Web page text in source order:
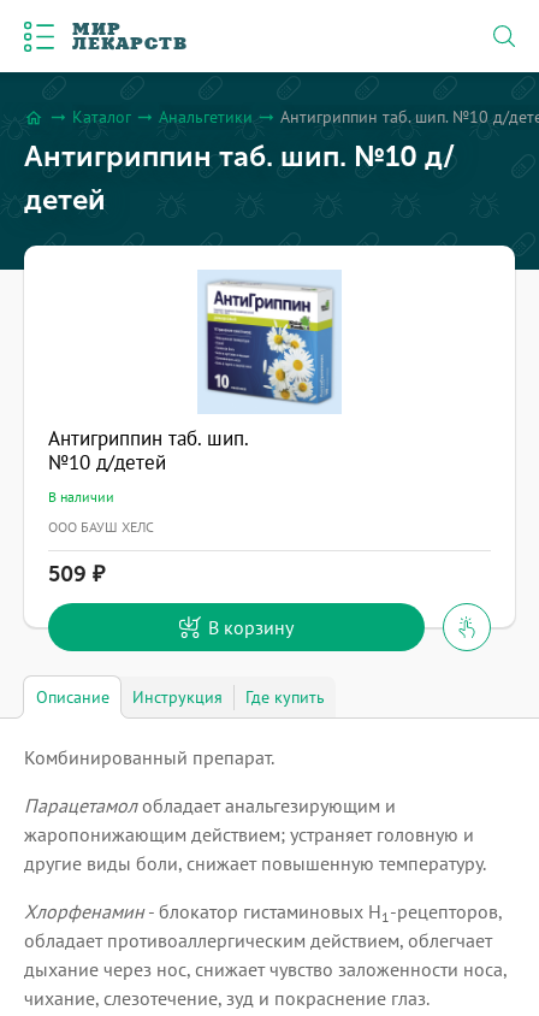
МИР
ЛЕКАРСТВ
home arrow_right_alt Каталог arrow_right_alt Анальгетики arrow_right_alt Антигриппин таб. шип. №10 д/
Антигриппин таб. шип. №10 д/
детей
Антигриппин таб. шип.
№10 д/детей
В наличии
ООО БАУШ ХЕЛС
509
В корзину
Описание Инструкция Где купить
Комбинированный препарат.
Парацетамолобладает анальгезирующим и
жаропонижающим действием; устраняет головную и
другие виды боли, снижает повышенную температуру.
Хлорфенамин- блокатор гистаминовых Н1 -рецепторов,
обладает противоаллергическим действием, облегчает
дыхание через нос, снижает чувство заложенности носа,
чихание, слезотечение, зуд и покраснение глаз.